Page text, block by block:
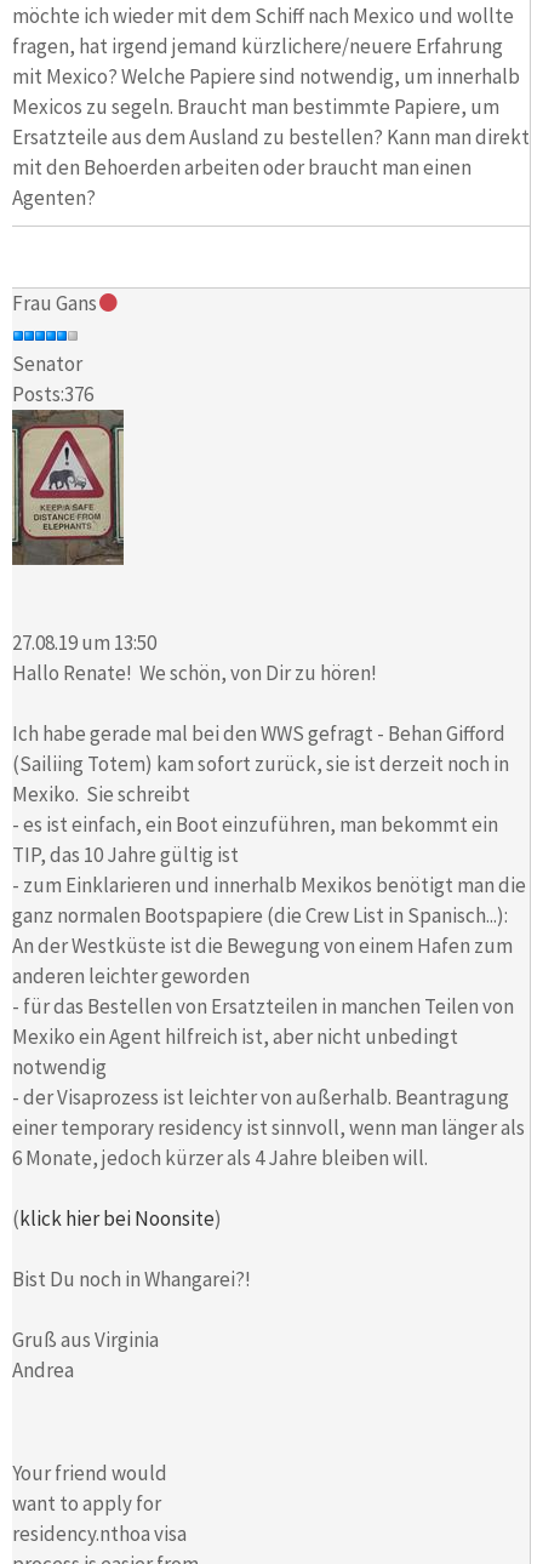
möchte ich wieder mit dem Schiff nach Mexico und wollte
fragen, hat irgend jemand kürzlichere/neuere Erfahrung
mit Mexico? Welche Papiere sind notwendig, um innerhalb
Mexicos zu segeln. Braucht man bestimmte Papiere, um
Ersatzteile aus dem Ausland zu bestellen? Kann man direkt
mit den Behoerden arbeiten oder braucht man einen
Agenten?
Frau Gans
Senator
Posts:376
27.08.19 um 13:50
Hallo Renate! We schön, von Dir zu hören!
Ich habe gerade mal bei den WWS gefragt - Behan Gifford
(Sailiing Totem) kam sofort zurück, sie ist derzeit noch in
Mexiko. Sie schreibt
- es ist einfach, ein Boot einzuführen, man bekommt ein
TIP, das 10 Jahre gültig ist
- zum Einklarieren und innerhalb Mexikos benötigt man die
ganz normalen Bootspapiere (die Crew List in Spanisch...):
An der Westküste ist die Bewegung von einem Hafen zum
anderen leichter geworden
- für das Bestellen von Ersatzteilen in manchen Teilen von
Mexiko ein Agent hilfreich ist, aber nicht unbedingt
notwendig
- der Visaprozess ist leichter von außerhalb. Beantragung
einer temporary residency ist sinnvoll, wenn man länger als
6 Monate, jedoch kürzer als 4 Jahre bleiben will.
(klick hier bei Noonsite)
Bist Du noch in Whangarei?!
Gruß aus Virginia
Andrea
Your friend would
want to apply for
residency.nthoa visa